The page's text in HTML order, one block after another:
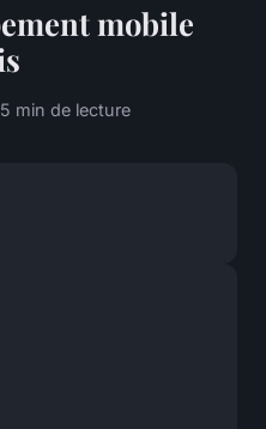
mobile
5 min de lecture